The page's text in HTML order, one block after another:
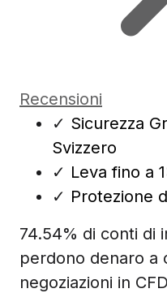
Recensioni
✓ Sicurezza
Svizzero
✓ Leva fino a
✓ Protezione
74.54% di conti di
perdono denaro a
negoziazioni in